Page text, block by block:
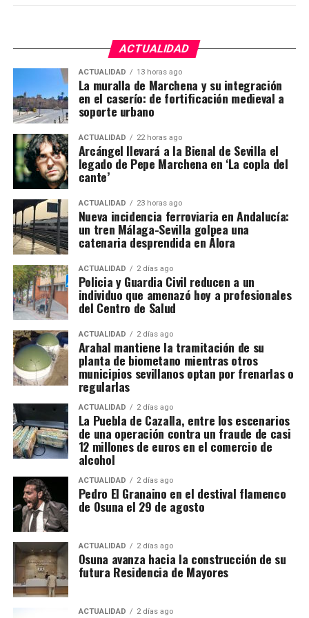
La Fiesta de los Locos tenía un carácter más
medieval y cristiano, pero incorporaba elementos de
festividades anteriores, lo que refuerza la hipótesis
de una herencia romana indirecta.
En Andalucía, hay referencias a la Fiesta de los Locos
en pueblos comoMarchena, Gilena, Écija y La
Luisiana. Documentos del siglo XVIII y XIX describen
celebraciones en las que:
Los participantesse disfrazaban y asumían roles
grotescos. Se
organizaban representaciones satíricas. Se producía un
desenfreno controlado, que recordaba las antiguas
festividades de inversión de roles.
El sábado 6 de diciembre, desde las 09:30 horas, el
Auditorio Pepe Marchena acogerá el XXXVI Open
Internacional de Ajedrez “Villa de Marchena”, que
contará con barra a beneficio de la Asociación
Española contra el Cáncer de Marchena y se
completará con actuaciones de magia y un
espectáculo de hipnosis.
La magia seguirá presente el viernes 12 de
Vie. 3 octubre — La Coracha Teatro:
Las plañideras(Sala Carrera)
Sátira con acento andaluz: dos “empleadas del llanto”
velan aAtaúlfomientras diseccionanprecariedad
laboral, hipocresía y supervivencia, mezclando lo
cómico y lo trágico.Texto y dirección:
compañía confirma en suagenda oficialla
función en
Marchena el viernes 3 de octubre(aparece como “Sala
Carreras”). lacorachateatro.com
ACTUALIDAD
ACTUALIDAD 13 horas ago
La muralla de Marchena y su integración
en el caserío: de fortificación medieval a
soporte urbano
ACTUALIDAD 22 horas ago
Arcángel llevará a la Bienal de Sevilla el
legado de Pepe Marchena en ‘La copla del
cante’
ACTUALIDAD 23 horas ago
Nueva incidencia ferroviaria en Andalucía:
un tren Málaga-Sevilla golpea una
catenaria desprendida en Álora
ACTUALIDAD 2 días ago
Policia y Guardia Civil reducen a un
individuo que amenazó hoy a profesionales
del Centro de Salud
ACTUALIDAD 2 días ago
Arahal mantiene la tramitación de su
planta de biometano mientras otros
municipios sevillanos optan por frenarlas o
regularlas
ACTUALIDAD 2 días ago
La Puebla de Cazalla, entre los escenarios
de una operación contra un fraude de casi
12 millones de euros en el comercio de
alcohol
ACTUALIDAD 2 días ago
Pedro El Granaino en el destival flamenco
de Osuna el 29 de agosto
ACTUALIDAD 2 días ago
Osuna avanza hacia la construcción de su
futura Residencia de Mayores
ACTUALIDAD 2 días ago